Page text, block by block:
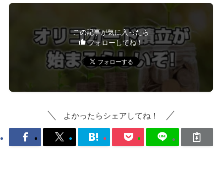
この記事が気に入ったら
フォローしてね！
よかったらシェアしてね！